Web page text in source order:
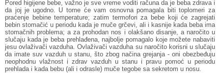
Pored higijene bebe, važno je sve vreme voditi računa da je beba zdrava i
da joj je ugodno. U tome će vam osnovna pomagala biti toplomeri za
praćenje bebine temperature; zatim termofori za bebe koji će zagrejati
bebin stomačić u periodu kada je muče grčevi, ali i kasnije kada beba ima
stomačnih problema; a za prohodan nos i olakšano disanje, a naročito u
slučaju kada je beba prehlađena, najbolje pomagalo koje možete nabaviti
jesu ovlaživači vazduha. Ovlaživači vazduha su naročito korisni u slučaju
da imate suv vazduh u stanu, što zbog načina grejanja - oni obezbeđuju
neophodnu vlažnost i zdrav vazduh u stanu i pravu pomoć u periodu
prehlada i kada bebu (ali i odrasle) muče tegobe sa sekretom u nosu.